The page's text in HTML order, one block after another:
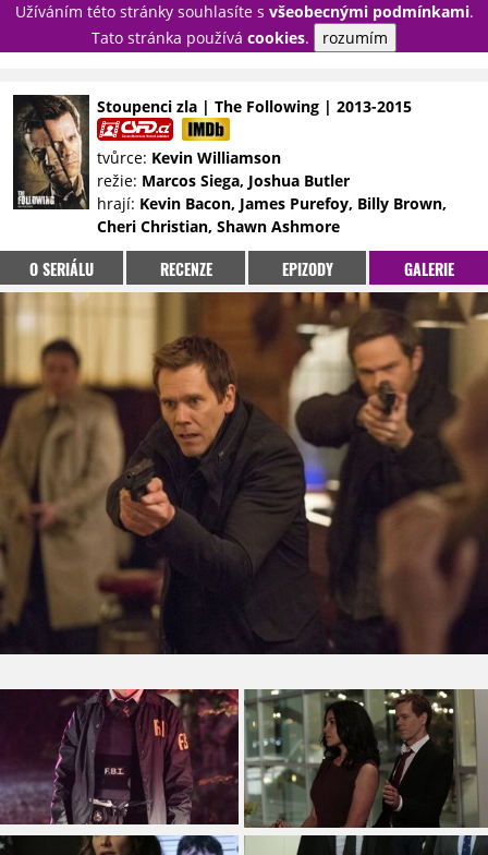
Užíváním této stránky souhlasíte s všeobecnými podmínkami.
Tato stránka používá cookies. rozumím
PŘIHLÁSIT
NOVINKY
TÉMATA
RECENZE
EPIZODY
KULT
TRAILERY
GALERIE
DISKUZE
STATISTIKY
TIRÁŽ
Stoupenci zla | The Following | 2013-2015
tvůrce: Kevin Williamson
režie: Marcos Siega, Joshua Butler
hrají: Kevin Bacon, James Purefoy, Billy Brown,
Cheri Christian, Shawn Ashmore
O SERIÁLU RECENZE EPIZODY GALERIE